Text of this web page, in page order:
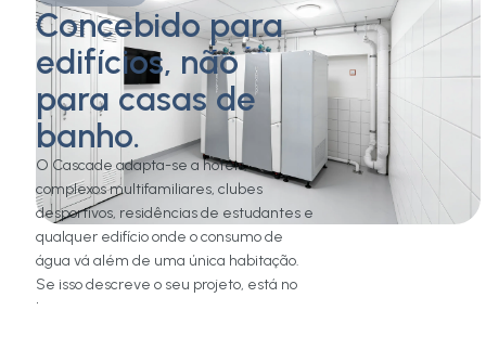
Concebido para
edifícios, não
para casas de
banho.
O Cascade adapta-se a hotéis,
complexos multifamiliares, clubes
desportivos, residências de estudantes e
qualquer edifício onde o consumo de
água vá além de uma única habitação.
Se isso descreve o seu projeto, está no
lugar certo.